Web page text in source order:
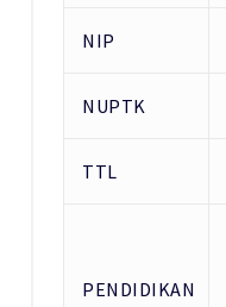
NIP
NUPTK
TTL
PENDIDIKAN